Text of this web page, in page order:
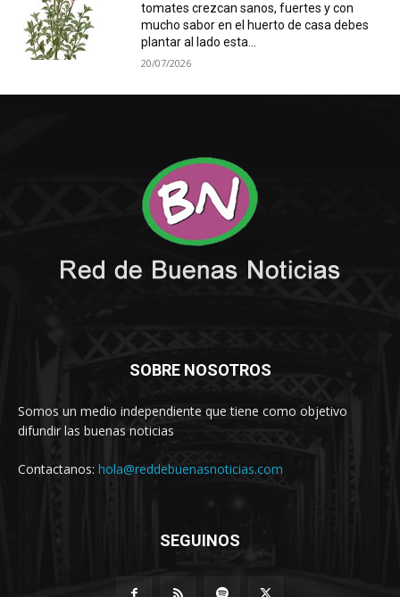
tomates crezcan sanos, fuertes y con
mucho sabor en el huerto de casa debes
plantar al lado esta...
20/07/2026
SOBRE NOSOTROS
Somos un medio independiente que tiene como objetivo
difundir las buenas noticias
Contactanos: hola@reddebuenasnoticias.com
SEGUINOS